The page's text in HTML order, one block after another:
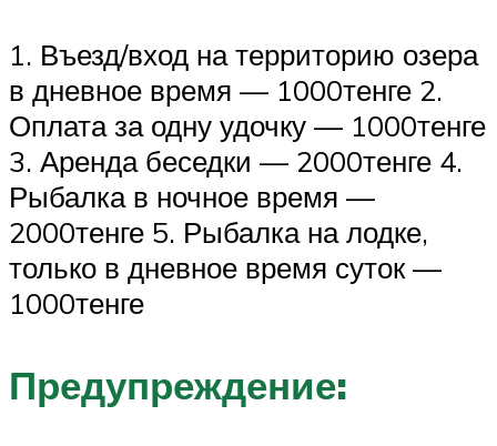
1. Въезд/вход на территорию озера
в дневное время — 1000тенге 2.
Оплата за одну удочку — 1000тенге
3. Аренда беседки — 2000тенге 4.
Рыбалка в ночное время —
2000тенге 5. Рыбалка на лодке,
только в дневное время суток —
1000тенге
Предупреждение: